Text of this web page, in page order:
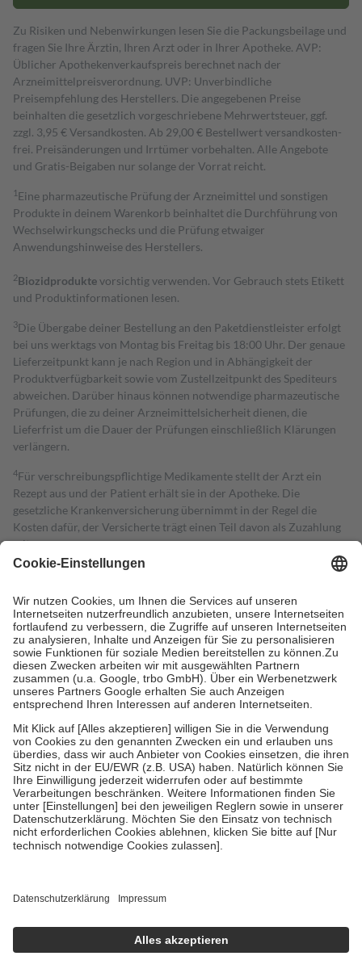
Zu Risiken und Nebenwirkungen lesen Sie die Packungsbeilage und
fragen Sie Ihre Ärztin, Ihren Arzt oder in Ihrer Apotheke. AVP:
Üblicher Apothekenverkaufspreis berechnet nach der
Arzneimittelpreisverordnung. UVP: Unverbindliche
Preisempfehlung des Herstellers. Die angegebenen Preise
beinhalten die gesetzlich vorgeschriebene Mehrwertsteuer, ggf.
zzgl. 3,95 € Versandkosten. Ab 29,00 € Bestell­wert versand­kosten­
frei. Preisänderungen und Irrtümer vorbehalten. Alle Angebote
und Gratis-Beigaben nur solange der Vorrat reicht.
1 Eine pharmazeutische Prüfung der Arzneimittel und sonstigen
Produkte in deinem Warenkorb beinhaltet die Durchführung von
Wechselwirkungschecks und die Prüfung etwaiger
Anwendungshinweise des Herstellers.
2Biozidproduktevorsichtig verwenden. Vor Gebrauch stets Etikett
und Produktinformationen lesen.
3Die Übergabe deiner Bestellung an den Paketdienstleister erfolgt
bei uns werktags von Montag bis Freitag bis 18:00 Uhr. Der genaue
Lieferzeitpunkt kann je nach Region und in Abhängigkeit der
Produktverfügbarkeit sowie vom Zustellzeitpunkt des Spediteurs
abweichen. Darüber hinaus können notwendige pharmazeutische
Prüfungen, die zu deiner Arzneimittelsicherheit dienen, die
Lieferfrist um die Dauer der Prüfungen einschließlich Klärungen
verlängern.
4Für verschreibungspflichtige Medikamente stellt der Arzt ein
Rezept aus und der Patient erhält sie in der Apotheke. Die
gesetzliche Krankenversicherung übernimmt in der Regel die
Kosten dafür, der Versicherte trägt einen Teil davon als Zuzahlung
mit.
Grundsätzlich leisten Mitglieder Zuzahlungen in Höhe von zehn
höchstens zehn Euro.
Es sind jedoch nie mehr als die tatsächlichen
Kosten der Leistung zu entrichten.
Diese Regeln gelten grundsätzlich auch für Online-Apotheken.
Bei Heilmitteln und häuslicher Krankenpflege beträgt die
Zuzahlung zehn Prozent der Kosten sowie zehn Euro je
Verordnung.
Um das Engagement der Versicherten für ihre eigene Gesundheit zu
stärken und die besondere Stellung der Familie zu unterstützen,
fallenkeine Zuzahlungenan bei:
• Kindern und Jugendlichen bis zum vollendeten 18. Lebensjahr
mit Ausnahme der Fahrkosten
• Untersuchungen zur Vorsorge und Früherkennung, die von der
GKV getragen werden
• empfohlenen Schutzimpfungen
• Harn- und Blutteststreifen
getroffen, um sicherzustellen, dass es sich um echte Bewertungen
https://help.etrusted.com/hc/de/articles/4419944605341